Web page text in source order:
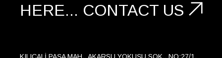
HERE... CONTACT US
KILIÇALI PAŞA MAH., AKARSU YOKUŞU SOK., NO:27/1,